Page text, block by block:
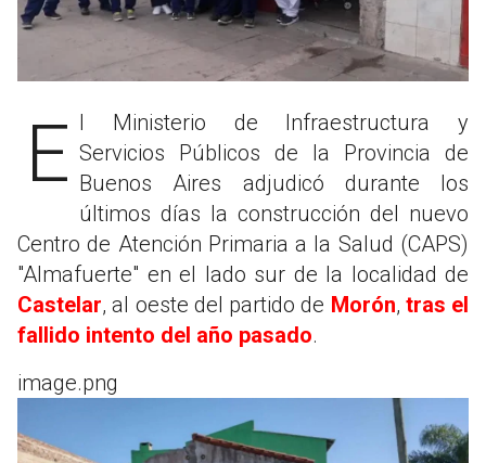
El Ministerio de Infraestructura y Servicios Públicos de la Provincia de
Buenos Aires adjudicó durante los
últimos días la construcción del nuevo
Centro de Atención Primaria a la Salud (CAPS)
"Almafuerte" en el lado sur de la localidad de
Castelar, al oeste del partido de Morón, tras el
fallido intento del año pasado.
image.png